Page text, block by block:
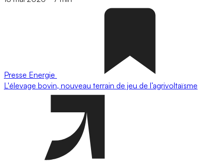
Presse Energie
L'élevage bovin, nouveau terrain de jeu de l’agrivoltaïsme